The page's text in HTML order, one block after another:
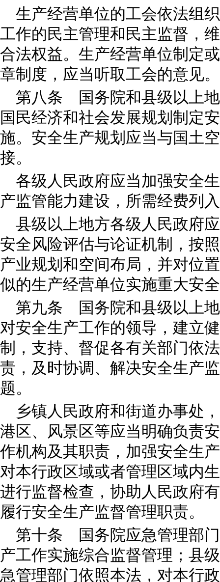
生产经营单位的工会依法组
工作的民主管理和民主监督，
合法权益。生产经营单位制定
章制度，应当听取工会的意见。
第八条 国务院和县级以上
国民经济和社会发展规划制定
施。安全生产规划应当与国土
接。
各级人民政府应当加强安全
产监管能力建设，所需经费列
县级以上地方各级人民政府
安全风险评估与论证机制，按
产业规划和空间布局，并对位
似的生产经营单位实施重大安
第九条 国务院和县级以上
对安全生产工作的领导，建立
制，支持、督促各有关部门依
责，及时协调、解决安全生产
题。
乡镇人民政府和街道办事处
港区、风景区等应当明确负责
作机构及其职责，加强安全生
对本行政区域或者管理区域内
进行监督检查，协助人民政府
履行安全生产监督管理职责。
第十条 国务院应急管理部
产工作实施综合监督管理；县
急管理部门依照本法，对本行